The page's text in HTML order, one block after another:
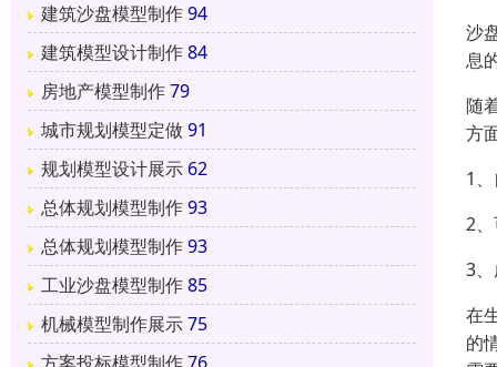
建筑沙盘模型制作94
建筑模型设计制作84
房地产模型制作79
城市规划模型定做91
规划模型设计展示 62
总体规划模型制作93
总体规划模型制作93
工业沙盘模型制作85
机械模型制作展示75
沙
息
随
方
1
2
3
在
的